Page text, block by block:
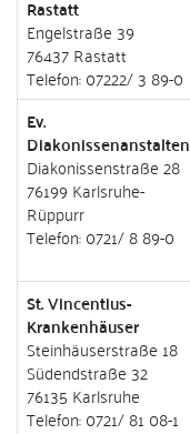
Rastatt
Engelstraße 39
76437 Rastatt
Telefon: 07222/ 3 89-0
Ev.
Diakonissenanstalten
Diakonissenstraße 28
76199 Karlsruhe-
Rüppurr
Telefon: 0721/ 8 89-0
St. Vincentius-
Krankenhäuser
Steinhäuserstraße 18
Südendstraße 32
76135 Karlsruhe
Telefon: 0721/ 81 08-1